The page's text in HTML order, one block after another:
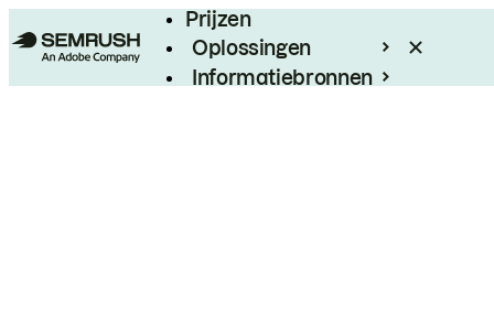
Prijzen
Oplossingen
Informatiebronnen